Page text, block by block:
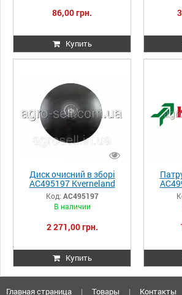
86,00 грн.
Купить
Диск очисний в зборі
AC495197 Kverneland
Код: AC495197
В наличии
2 271,00 грн.
Купить
Главная страница | Товары | Контакты